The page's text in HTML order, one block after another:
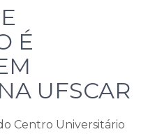
É
UFSCAR
Centro Universitário